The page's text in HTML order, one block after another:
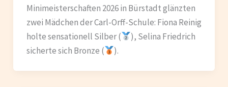
Minimeisterschaften 2026 in Bürstadt glänzten
zwei Mädchen der Carl-Orff-Schule: Fiona Reinig
holte sensationell Silber (
), Selina Friedrich
sicherte sich Bronze (
).